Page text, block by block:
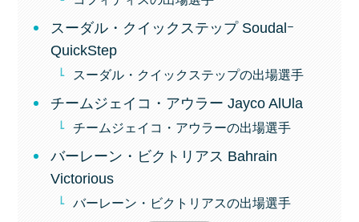
スーダル・クイックステップ Soudalｰ
QuickStep
スーダル・クイックステップの出場選手
チームジェイコ・アウラー Jayco AlUla
チームジェイコ・アウラーの出場選手
バーレーン・ビクトリアス Bahrain
Victorious
バーレーン・ビクトリアスの出場選手